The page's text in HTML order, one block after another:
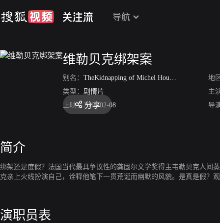
导航
维勒贝克绑架案
别名： TheKidnapping of Michel Houellebecq
地
类型： 剧情片
主
上映： 2014-02-08 导
分享
简介
绑架还是度假？法国当代最具争议性的龚固尔文学奖得主韦勒贝克人间
克亲上火线扮演自己，诠释他笔下一贯荒诞而幽默的风貌。是真是假？
演职员表